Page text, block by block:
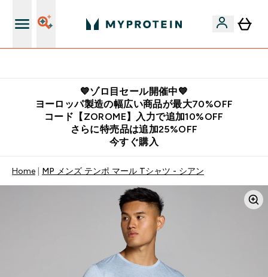
💙ゾロ目セール開催中💙
ヨーロッパ製造の幅広い商品が最大70%OFF
コード【ZOROME】入力で追加10%OFF
さらに特売品は追加25%OFF
今すぐ購入
Home MP メンズ テンポ マール Tシャツ - シアン